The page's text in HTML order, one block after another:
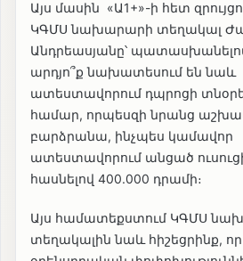
Այս մասին «Ա1+»-ի հետ
ԿԳՄՍ նախարարի տեղակալ
Անդրեասյանը՝
արդյո՞ք նախատեսում են նաև
ատեստավորում դպրոցի
համար, որպեսզի նրանց
բարձրանա, ինչպես կամավոր
ատեստավորում անցած
հասնելով 400.000 դրամի։
Այս համատեքստում ԿԳՄՍ
տեղակալին նաև հիշեցրինք, որ